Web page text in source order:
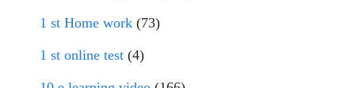
1 st Home work (73)
1 st online test (4)